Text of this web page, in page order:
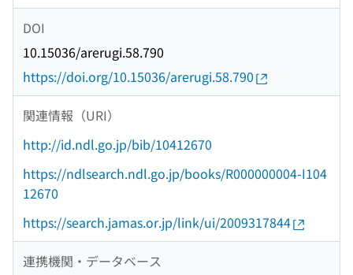
DOI
10.15036/arerugi.58.790
https://doi.org/10.15036/arerugi.58.790
関連情報（URI）
http://id.ndl.go.jp/bib/10412670
https://ndlsearch.ndl.go.jp/books/R000000004-I104
12670
https://search.jamas.or.jp/link/ui/2009317844
連携機関・データベース